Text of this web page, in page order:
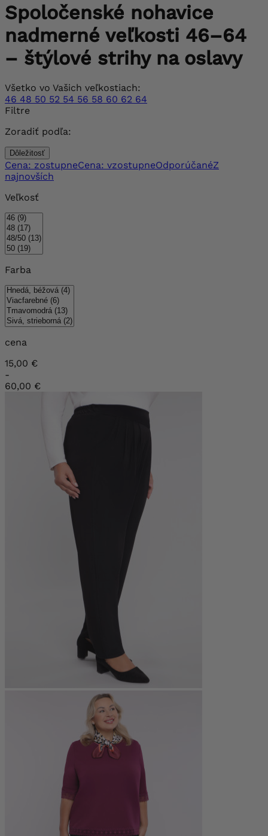
Spoločenské nohavice
nadmerné veľkosti 46–64
– štýlové strihy na oslavy
Všetko vo Vašich veľkostiach:
46 48 50 52 54 56 58 60 62 64
Filtre
Zoradiť podľa:
Dôležitosť
Cena: zostupneCena: vzostupneOdporúčanéZ
najnovších
Veľkosť
Farba
cena
15,00 €
-
60,00 €